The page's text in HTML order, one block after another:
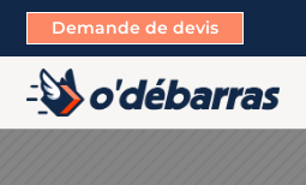
Demande de devis